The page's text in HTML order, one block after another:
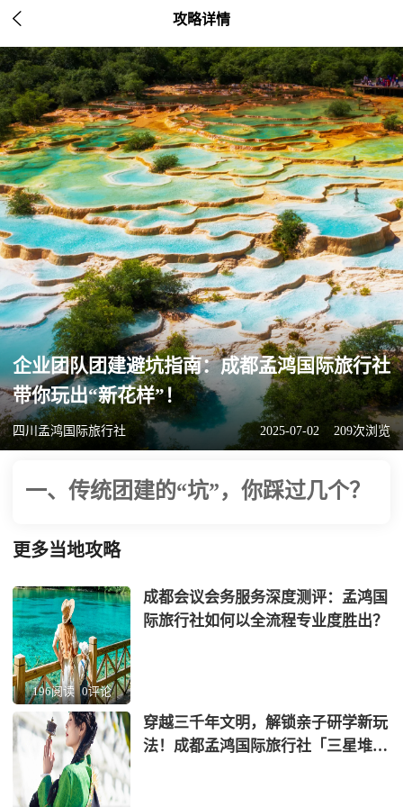
 攻略详情
企业团队团建避坑指南：成都孟鸿国际旅行社
带你玩出“新花样”！
四川孟鸿国际旅行社 2025-07-02 209次浏览
一、传统团建的“坑”，你踩过几个？
更多当地攻略
196阅读 0评论
成都会议会务服务深度测评：孟鸿国
际旅行社如何以全流程专业度胜出？
穿越三千年文明，解锁亲子研学新玩
法！成都孟鸿国际旅行社「三星堆